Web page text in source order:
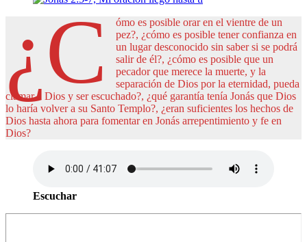
¿C
ómo es posible orar en el vientre de un
pez?, ¿cómo es posible tener confianza en
un lugar desconocido sin saber si se podrá
salir de él?, ¿cómo es posible que un
pecador que merece la muerte, y la
separación de Dios por la eternidad, pueda
clamar a Dios y ser escuchado?, ¿qué garantía tenía Jonás que Dios
lo haría volver a su Santo Templo?, ¿eran suficientes los hechos de
Dios hasta ahora para fomentar en Jonás arrepentimiento y fe en
Dios?
Escuchar